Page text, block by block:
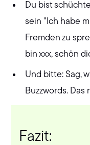
Du bist
sein "Ich habe
Fremden zu
bin xxx, schön
Und bitte: Sag,
Buzzwords. Das
Fazit: